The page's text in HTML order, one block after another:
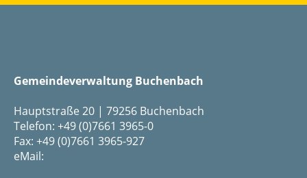
Gemeindeverwaltung Buchenbach
Hauptstraße 20 | 79256 Buchenbach
Telefon: +49 (0)7661 3965-0
Fax: +49 (0)7661 3965-927
eMail: